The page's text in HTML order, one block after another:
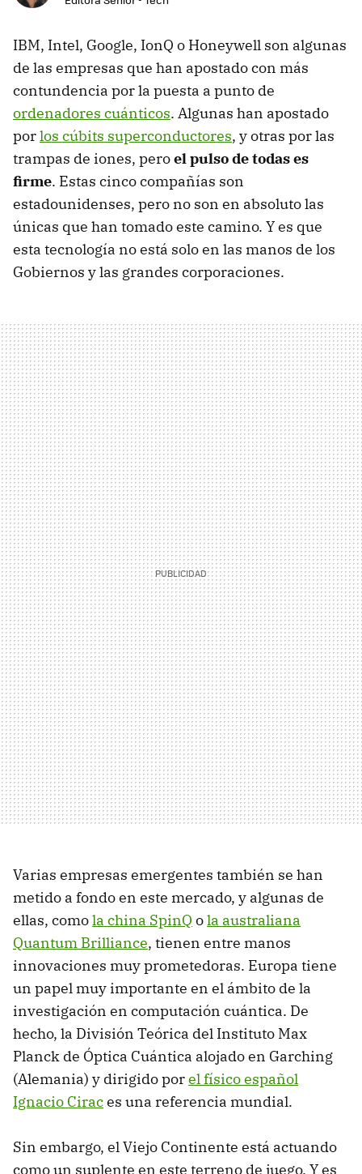
IBM, Intel, Google, IonQ o Honeywell son algunas
de las empresas que han apostado con más
contundencia por la puesta a punto de
ordenadores cuánticos. Algunas han apostado
porlos cúbits superconductores, y otras por las
trampas de iones, peroel pulso de todas es
firme. Estas cinco compañías son
estadounidenses, pero no son en absoluto las
únicas que han tomado este camino. Y es que
esta tecnología no está solo en las manos de los
Gobiernos y las grandes corporaciones.
Varias empresas emergentes también se han
metido a fondo en este mercado, y algunas de
ellas, comola china SpinQ ola australiana
Quantum Brilliance, tienen entre manos
innovaciones muy prometedoras. Europa tiene
un papel muy importante en el ámbito de la
investigación en computación cuántica. De
hecho, la División Teórica del Instituto Max
Planck de Óptica Cuántica alojado en Garching
(Alemania) y dirigido porel físico español
Ignacio Ciraces una referencia mundial.
Sin embargo, el Viejo Continente está actuando
como un suplente en este terreno de juego. Y es